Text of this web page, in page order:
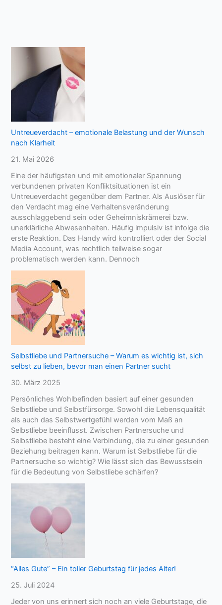
Bierzeltgarnitur
Untreueverdacht – emotionale Belastung und der Wunsch
nach Klarheit
21. Mai 2026
Eine der häufigsten und mit emotionaler Spannung
verbundenen privaten Konfliktsituationen ist ein
Untreueverdacht gegenüber dem Partner. Als Auslöser für
den Verdacht mag eine Verhaltensveränderung
ausschlaggebend sein oder Geheimniskrämerei bzw.
unerklärliche Abwesenheiten. Häufig impulsiv ist infolge die
erste Reaktion. Das Handy wird kontrolliert oder der Social
Media Account, was rechtlich teilweise sogar
problematisch werden kann. Dennoch
Selbstliebe und Partnersuche – Warum es wichtig ist, sich
selbst zu lieben, bevor man einen Partner sucht
30. März 2025
Persönliches Wohlbefinden basiert auf einer gesunden
Selbstliebe und Selbstfürsorge. Sowohl die Lebensqualität
als auch das Selbstwertgefühl werden vom Maß an
Selbstliebe beeinflusst. Zwischen Partnersuche und
Selbstliebe besteht eine Verbindung, die zu einer gesunden
Beziehung beitragen kann. Warum ist Selbstliebe für die
Partnersuche so wichtig? Wie lässt sich das Bewusstsein
für die Bedeutung von Selbstliebe schärfen?
“Alles Gute” – Ein toller Geburtstag für jedes Alter!
25. Juli 2024
Jeder von uns erinnert sich noch an viele Geburtstage, die